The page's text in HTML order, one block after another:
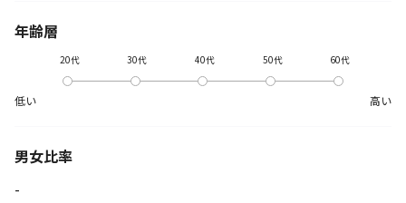
年齢層
低い
20代 30代 40代 50代 60代
高い
男女比率
-